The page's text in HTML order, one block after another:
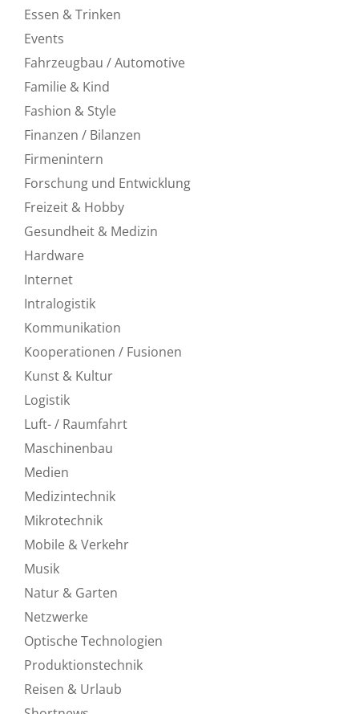
Essen & Trinken
Events
Fahrzeugbau / Automotive
Familie & Kind
Fashion & Style
Finanzen / Bilanzen
Firmenintern
Forschung und Entwicklung
Freizeit & Hobby
Gesundheit & Medizin
Hardware
Internet
Intralogistik
Kommunikation
Kooperationen / Fusionen
Kunst & Kultur
Logistik
Luft- / Raumfahrt
Maschinenbau
Medien
Medizintechnik
Mikrotechnik
Mobile & Verkehr
Musik
Natur & Garten
Netzwerke
Optische Technologien
Produktionstechnik
Reisen & Urlaub